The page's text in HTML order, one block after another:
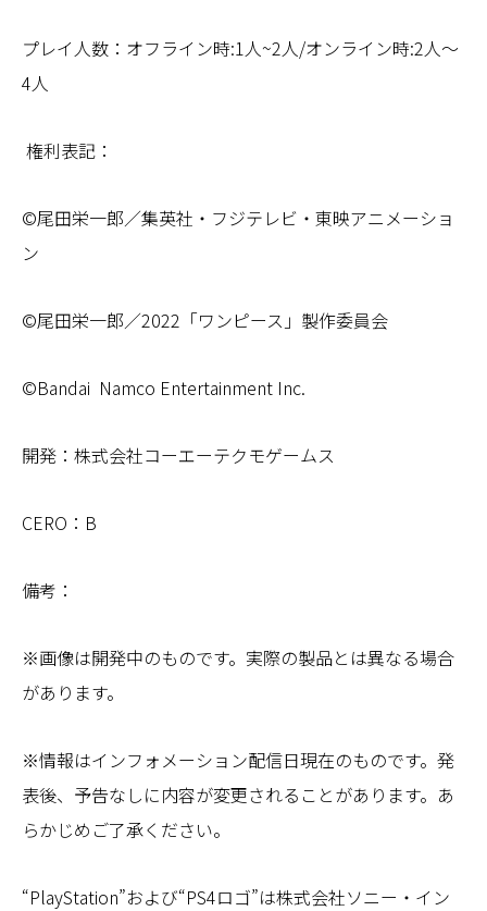
プレイ人数：オフライン時:1人~2人/オンライン時:2人～
4人
権利表記：
©尾田栄一郎／集英社・フジテレビ・東映アニメーショ
ン
©尾田栄一郎／2022「ワンピース」製作委員会
©Bandai Namco Entertainment Inc.
開発：株式会社コーエーテクモゲームス
CERO：B
備考：
※画像は開発中のものです。実際の製品とは異なる場合
があります。
※情報はインフォメーション配信日現在のものです。発
表後、予告なしに内容が変更されることがあります。あ
らかじめご了承ください。
“PlayStation”および“PS4ロゴ”は株式会社ソニー・イン